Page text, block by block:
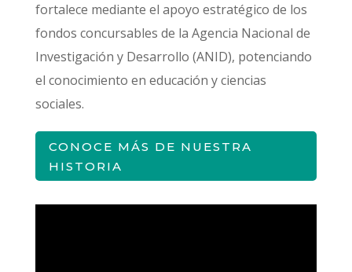
fortalece mediante el apoyo estratégico de los
fondos concursables de la Agencia Nacional de
Investigación y Desarrollo (ANID), potenciando
el conocimiento en educación y ciencias
sociales.
CONOCE MÁS DE NUESTRA
HISTORIA